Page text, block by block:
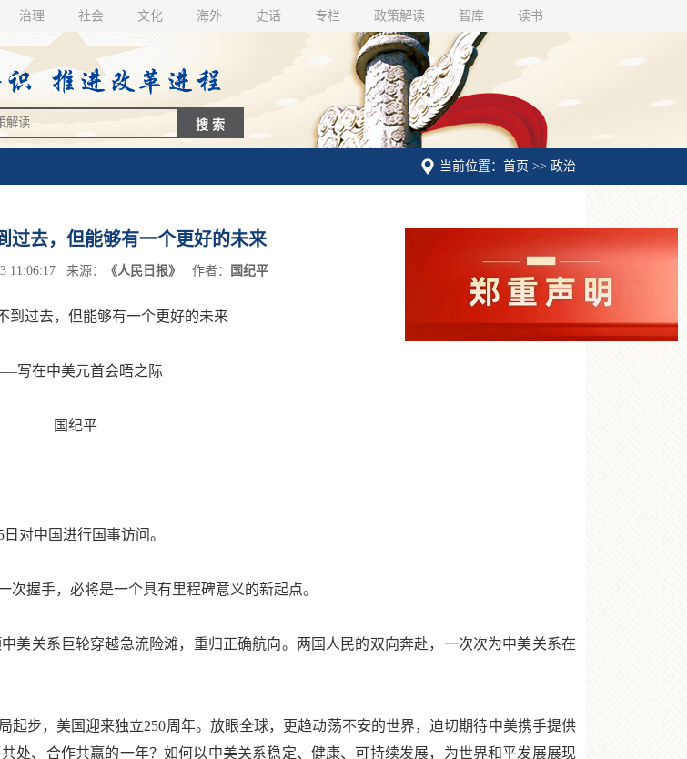
治理 社会 文化 海外 史话 专栏 政策解读 智库 读书
当前位置：首页 >> 政治
过去，但能够有一个更好的未来
11:06:17 来源： 《人民日报》 作者： 国纪平
到过去，但能够有一个更好的未来
写在中美元首会晤之际
国纪平
对中国进行国事访问。
握手，必将是一个具有里程碑意义的新起点。
关系巨轮穿越急流险滩，重归正确航向。两国人民的双向奔赴，一次次为中美关系在
步，美国迎来独立250周年。放眼全球，更趋动荡不安的世界，迫切期待中美携手提供
处、合作共赢的一年？如何以中美关系稳定、健康、可持续发展，为世界和平发展展现